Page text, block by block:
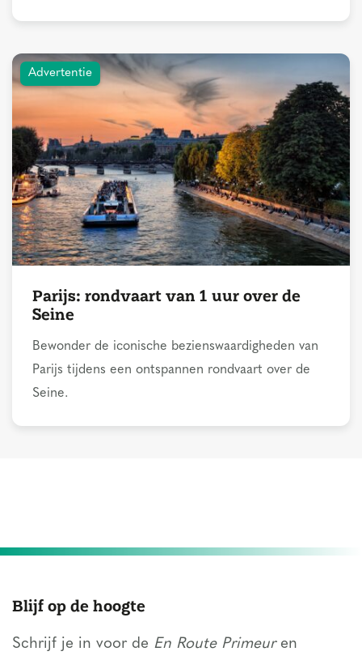
Advertentie
Parijs: rondvaart van 1 uur over de
Seine
Bewonder de iconische bezienswaardigheden van
Parijs tijdens een ontspannen rondvaart over de
Seine.
Blijf op de hoogte
Schrijf je in voor de En Route Primeuren